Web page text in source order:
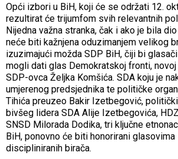
Opći izbori u BiH, koji će se održati 12.
rezultirat će trijumfom svih relevantnih
Nijedna važna stranka, čak i ako je bila
neće biti kažnjena oduzimanjem velikog
izuzimajući možda SDP BiH, čiji bi
mogli dati glas Demokratskoj fronti,
SDP-ovca Željka Komšića. SDA koju je
umjerenog predsjednika te političke
Tihića preuzeo Bakir Izetbegović,
bivšeg lidera SDA Alije Izetbegovića,
SNSD Milorada Dodika, tri ključne
BiH, ponovno će biti honorirani glasovima
discipliniranih birača.